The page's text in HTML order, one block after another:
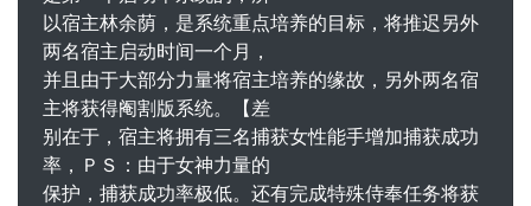
以宿主林余荫，是系统重点培养的目标，将推迟另外
两名宿主启动时间一个月，
并且由于大部分力量将宿主培养的缘故，另外两名宿
主将获得阉割版系统。【差
别在于，宿主将拥有三名捕获女性能手增加捕获成功
率，ＰＳ：由于女神力量的
保护，捕获成功率极低。还有完成特殊侍奉任务将获